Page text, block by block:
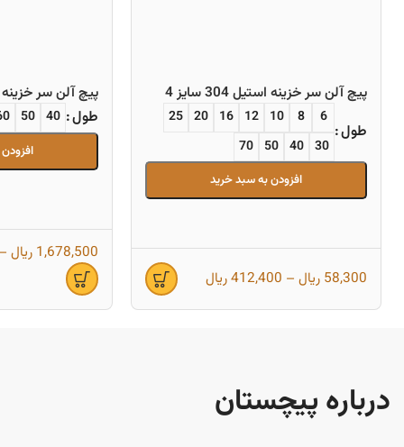
پیچ آلن سر خزینه استیل 304 سایز 4
طول
6
8
10
12
16
20
25
30
40
50
70
افزودن به سبد خرید
58,300 ریال –
412,400ریال
پیچ آلن سر خزینه استیل
طول 40
50
1,678,500 ریال
درباره پیچستان